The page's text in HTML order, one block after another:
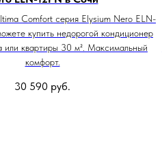
Comfort серия Elysium Nero ELN-
купить недорогой кондиционер
или квартиры 30 м². Максимальный
комфорт.
30 590 руб.